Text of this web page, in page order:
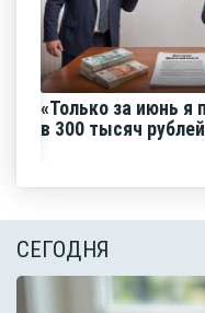
«Только за июнь я
в 300 тысяч
СЕГОДНЯ